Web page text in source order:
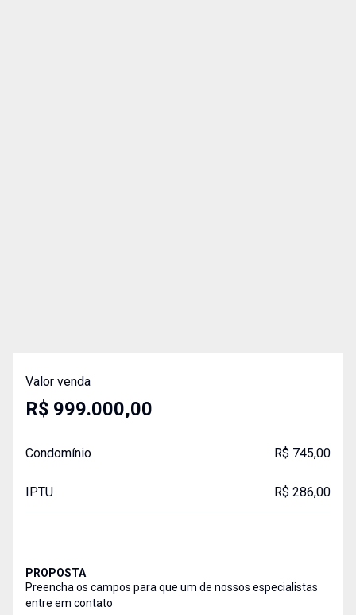
Valor venda
R$ 999.000,00
Condomínio R$ 745,00
IPTU R$ 286,00
PROPOSTA
Preencha os campos para que um de nossos especialistas
entre em contato